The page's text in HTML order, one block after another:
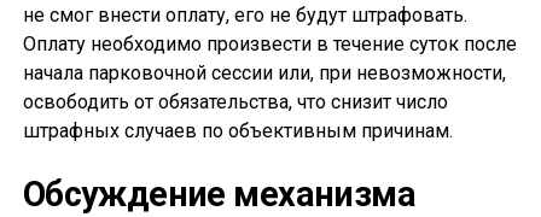
не смог внести оплату, его не будут штрафовать.
Оплату необходимо произвести в течение суток после
начала парковочной сессии или, при невозможности,
освободить от обязательства, что снизит число
штрафных случаев по объективным причинам.
Обсуждение механизма